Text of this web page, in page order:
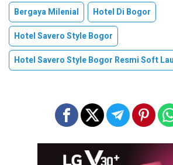
Bergaya Milenial
Hotel Di Bogor
Hotel Savero Style Bogor
Hotel Savero Style Bogor Resmi Soft